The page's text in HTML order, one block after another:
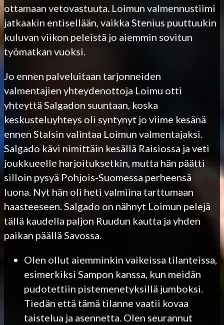
ottamaan vetovastuuta. Loimun valmennustiimi
jatkaakin entisellään, vaikka Stenius puuttuukin
kuluvan viikon peleistä jo aiemmin sovitun
työmatkan vuoksi.
Jo ennen palveluitaan tarjonneiden
valmentajien yhteydenottoja Loimu otti
yhteyttä Salgadon suuntaan, koska
keskusteluyhteys oli syntynyt jo viime kesänä
ennen Stalsin valintaa Loimun valmentajaksi.
Salgado kävi nimittäin kesällä Raisiossa ja veti
joukkueelle harjoituksetkin, mutta hän päätti
silloin pysyä Pohjois-Suomessa perheensä
luona. Nyt hän oli heti valmiina tarttumaan
haasteeseen. Salgado on nähnyt Loimun pelejä
tällä kaudella paljon Ruudun kautta ja yhden
paikan päällä Savossa.
Olen ollut aiemminkin vaikeissa tilanteissa,
esimerkiksi Sampon kanssa, kun meidän
pudotettiin pistemenetyksillä jumboksi.
Tiedän että tämä tilanne vaatii kovaa
taistelua ja asennetta. Olen seurannut